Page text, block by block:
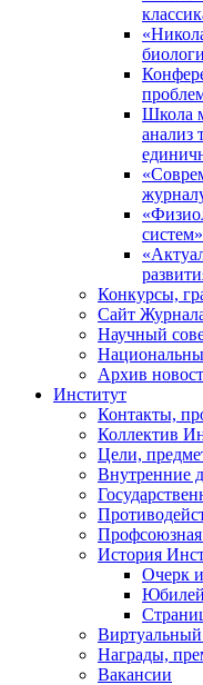
Школа
анализ
Конкурсы,
Сайт
Научный
Архив
Институт
Контакты,
Коллектив
Цели,
Внутренние
Профсоюзная
История
Очерк
Юбилей
Награды,
Вакансии